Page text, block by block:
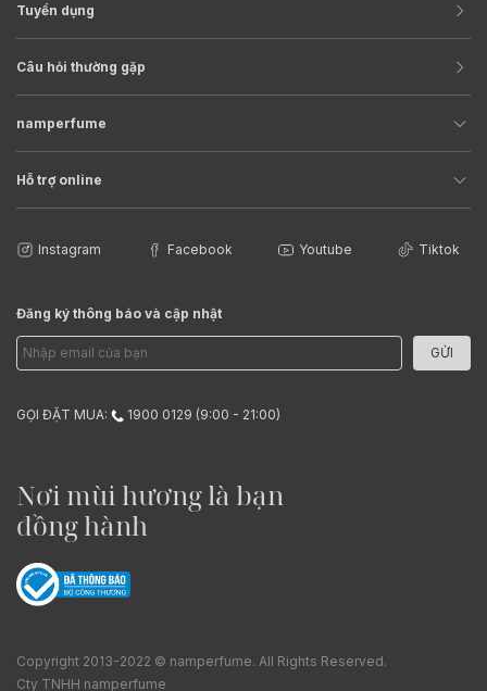
Tuyển dụng
Câu hỏi thường gặp
namperfume
Hỗ trợ online
Instagram Facebook Youtube Tiktok
Đăng ký thông báo và cập nhật
GỬI
GỌI ĐẶT MUA: 1900 0129 (9:00 - 21:00)
Nơi mùi hương là bạn
đồng hành
Copyright 2013-2022 © namperfume. All Rights Reserved.
Cty TNHH namperfume